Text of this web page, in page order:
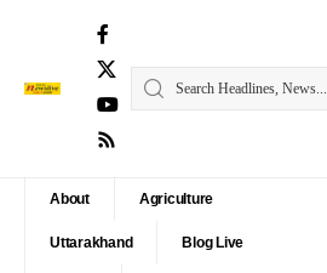
About Agriculture
Uttarakhand Blog Live